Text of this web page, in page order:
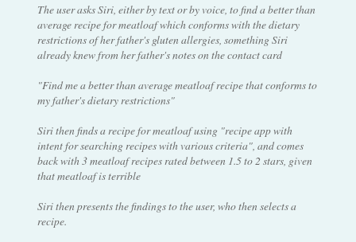
The user asks Siri, either by text or by voice, to find a better than
average recipe for meatloaf which conforms with the dietary
restrictions of her father's gluten allergies, something Siri
already knew from her father's notes on the contact card
"Find me a better than average meatloaf recipe that conforms to
my father's dietary restrictions"
Siri then finds a recipe for meatloaf using "recipe app with
intent for searching recipes with various criteria", and comes
back with 3 meatloaf recipes rated between 1.5 to 2 stars, given
that meatloaf is terrible
Siri then presents the findings to the user, who then selects a
recipe.